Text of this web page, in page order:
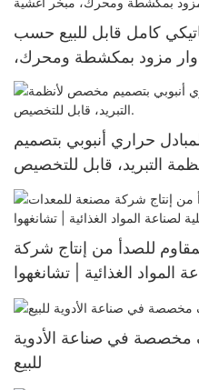
كامل قابل للبيع حسب
مزود بمكشطة ومحرك،
مبخر أغشية
حراري أنبوبي بتصميم
للصدأ من إنتاج شركة
المواد الغذائية | تشانغهوا
مخصصة في صناعة الأدوية
للبيع